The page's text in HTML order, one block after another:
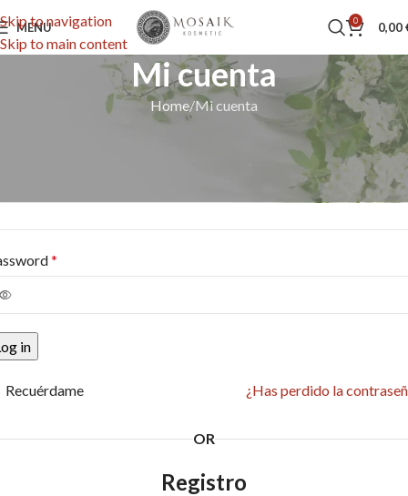
Skip to navigation
Skip to main content
MENU 0 0,00
Mi cuenta
Home Mi cuenta
*
in
¿Has perdido la
Recuérdame
OR
Registro